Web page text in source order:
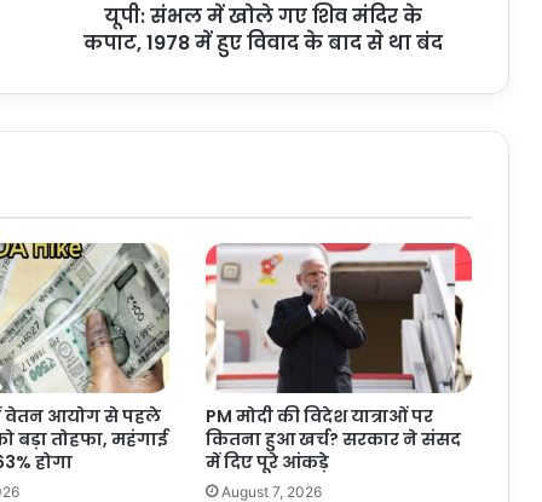
व
क
पा
ट
,
1
9
7
8
में
हु
ए
यूपी: संभल में खोले गए शिव मंदिर के
कपाट, 1978 में हुए विवाद के बाद से था बंद
वेतन आयोग से पहले
बड़ा तोहफा, महंगाई
होगा
PM मोदी की विदेश यात्राओं पर
कितना हुआ खर्च? सरकार ने संसद
में दिए पूरे आंकड़े
August 7, 2026